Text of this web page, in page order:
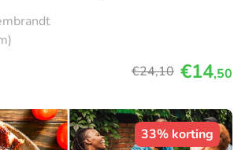
€24,10 €14,50
33% korting